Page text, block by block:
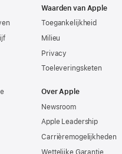
Waarden van Apple
Toegankelijkheid
Milieu
Privacy
Toeleveringsketen
Over Apple
Newsroom
Apple Leadership
Carrièremogelijkheden
Wettelijke Garantie